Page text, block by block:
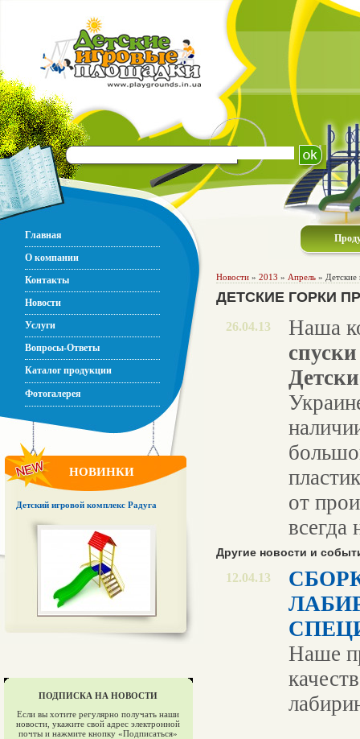
Главная
О компании
Контакты
Новости
Услуги
Вопросы-Ответы
Каталог продукции
Фотогалерея
НОВИНКИ
Детский игровой комплекс Радуга
ПОДПИСКА НА НОВОСТИ
Если вы хотите регулярно получать наши
новости, укажите свой адрес электронной
почты и нажмите кнопку «Подписаться»
Новости » 2013 » Апрель » Детские
ДЕТСКИЕ ГОРКИ
26.04.13
Наша
от
всегда
Другие новости и
12.04.13
Наше